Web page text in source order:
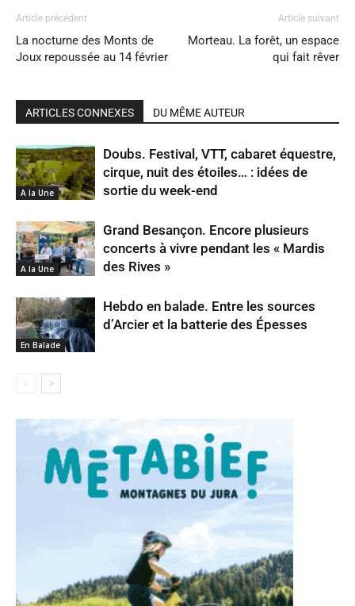
Article précédent
La nocturne des Monts de
Joux repoussée au 14 février
Article suivant
Morteau. La forêt, un espace
qui fait rêver
ARTICLES CONNEXES DU MÊME AUTEUR
A la Une
Doubs. Festival, VTT, cabaret équestre,
cirque, nuit des étoiles… : idées de
sortie du week-end
A la Une
Grand Besançon. Encore plusieurs
concerts à vivre pendant les « Mardis
des Rives »
En Balade
Hebdo en balade. Entre les sources
d’Arcier et la batterie des Épesses